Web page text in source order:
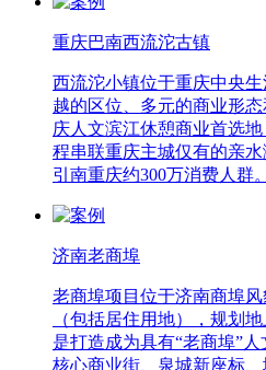
重庆巴南西流沱古镇
西流沱小镇位于重庆中央
越的区位、多元的商业形
庆人文滨江休憩商业首选
程串联重庆主城仅有的亲
引南重庆约300万消费人群。
济南老商埠
老商埠项目位于济南商埠
（包括居住用地），规划
是打造成为具有“老商埠”
核心商业街、泉城新座标、